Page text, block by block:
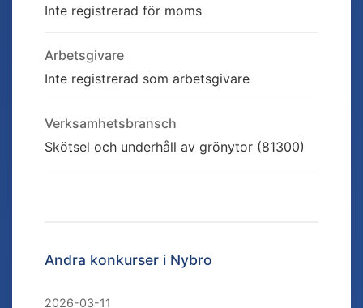
Inte registrerad för moms
Arbetsgivare
Inte registrerad som arbetsgivare
Verksamhetsbransch
Skötsel och underhåll av grönytor (81300)
Andra konkurser i Nybro
2026-03-11